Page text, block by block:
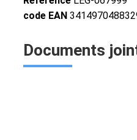
code EAN
Documents